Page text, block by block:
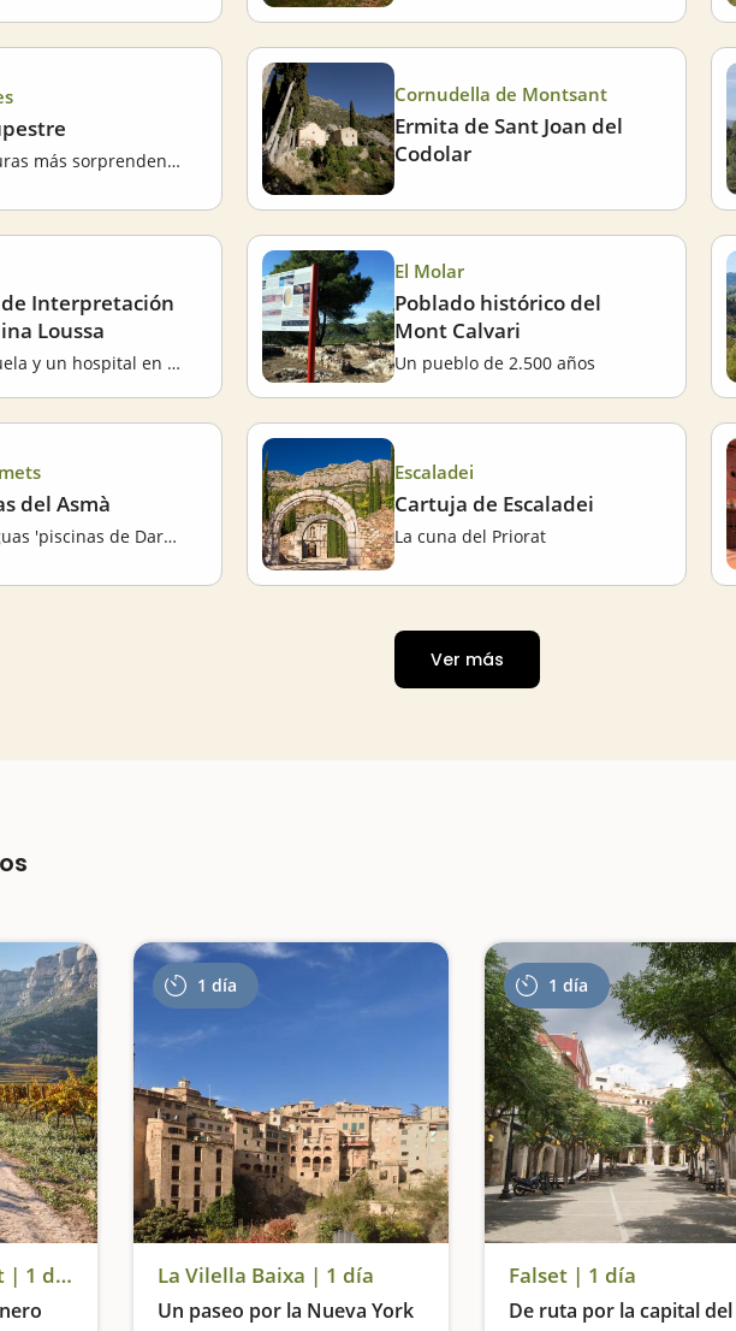
Las pinturas más sorprendentes
Cornudella de Montsant
Ermita de Sant Joan del
Codolar
Interpretación
Loussa
Una escuela y un hospital en una mina
El Molar
Poblado histórico del
Mont Calvari
Un pueblo de 2.500 años
del Asmà
Las antiguas 'piscinas de Darmós y Els Guiamets
Escaladei
Cartuja de Escaladei
La cuna del Priorat
Ver más
Bellmunt del Priorat | 1 día
1 día
La Vilella Baixa | 1 día
Un paseo por la Nueva York
1 día
Falset | 1 día
De ruta por la capital del